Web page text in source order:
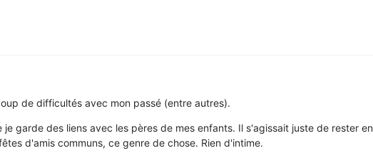
de difficultés avec mon passé (entre autres).
je garde des liens avec les pères de mes enfants. Il s'agissait juste de rester en
d'amis communs, ce genre de chose. Rien d'intime.